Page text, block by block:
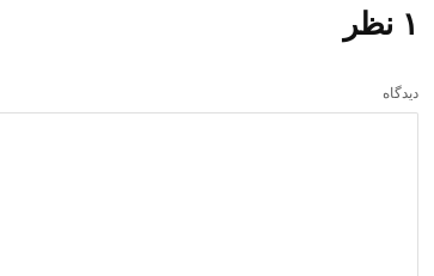
۱ نظر
دیدگاه